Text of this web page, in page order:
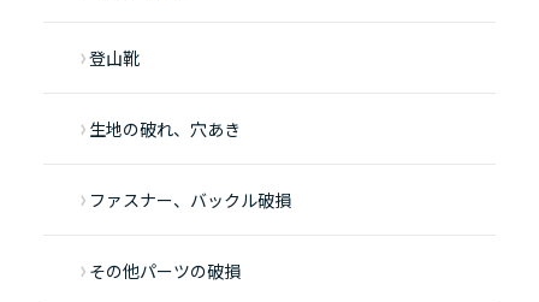
登山靴
生地の破れ、穴あき
ファスナー、バックル破損
その他パーツの破損